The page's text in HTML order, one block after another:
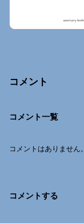
コメント
コメント一覧
コメントはありません。
コメントする